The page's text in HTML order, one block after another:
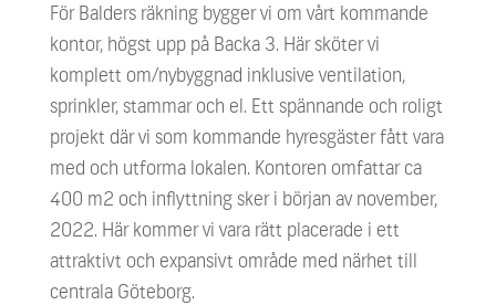
För Balders räkning bygger vi om vårt kommande
kontor, högst upp på Backa 3. Här sköter vi
komplett om/nybyggnad inklusive ventilation,
sprinkler, stammar och el. Ett spännande och roligt
projekt där vi som kommande hyresgäster fått vara
med och utforma lokalen. Kontoren omfattar ca
400 m2 och inflyttning sker i början av november,
2022. Här kommer vi vara rätt placerade i ett
attraktivt och expansivt område med närhet till
centrala Göteborg.